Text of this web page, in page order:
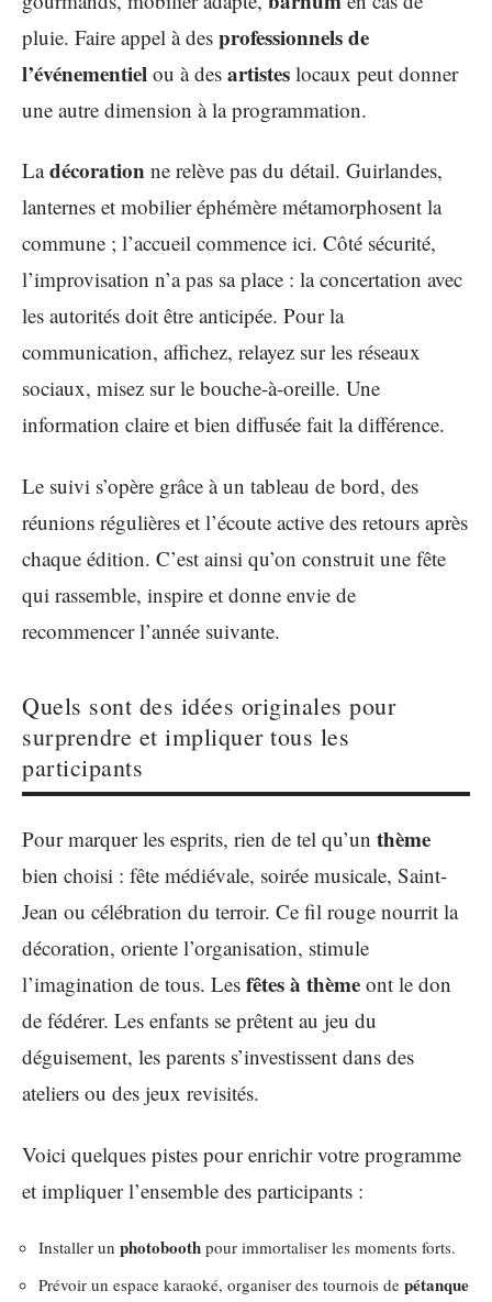
pluie. Faire appel à des professionnels de
l’événementiel ou à des artistes locaux peut donner
une autre dimension à la programmation.
Ladécoration ne relève pas du détail. Guirlandes,
lanternes et mobilier éphémère métamorphosent la
commune ; l’accueil commence ici. Côté sécurité,
l’improvisation n’a pas sa place : la concertation avec
les autorités doit être anticipée. Pour la
communication, affichez, relayez sur les réseaux
sociaux, misez sur le bouche-à-oreille. Une
information claire et bien diffusée fait la différence.
Le suivi s’opère grâce à un tableau de bord, des
réunions régulières et l’écoute active des retours après
chaque édition. C’est ainsi qu’on construit une fête
qui rassemble, inspire et donne envie de
recommencer l’année suivante.
Quels sont des idées originales pour
surprendre et impliquer tous les
participants
Pour marquer les esprits, rien de tel qu’un thème
bien choisi : fête médiévale, soirée musicale, Saint-
Jean ou célébration du terroir. Ce fil rouge nourrit la
décoration, oriente l’organisation, stimule
l’imagination de tous. Les fêtes à thème ont le don
de fédérer. Les enfants se prêtent au jeu du
déguisement, les parents s’investissent dans des
ateliers ou des jeux revisités.
Voici quelques pistes pour enrichir votre programme
et impliquer l’ensemble des participants :
Installer un photobooth pour immortaliser les moments forts.
Prévoir un espace karaoké, organiser des tournois de pétanque